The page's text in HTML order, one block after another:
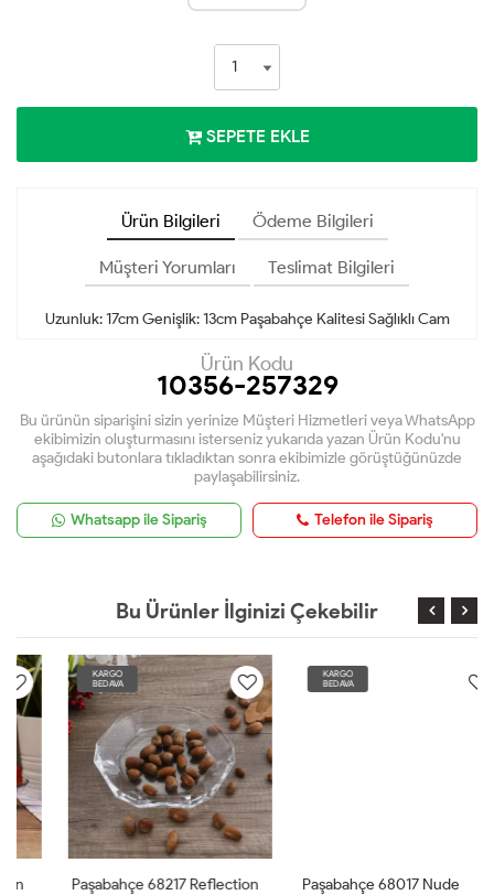
SEPETE EKLE
Ürün Bilgileri Ödeme Bilgileri
Müşteri Yorumları Teslimat Bilgileri
Uzunluk: 17cm Genişlik: 13cm Paşabahçe Kalitesi Sağlıklı Cam
Ürün Kodu
10356-257329
Bu ürünün siparişini sizin yerinize Müşteri Hizmetleri veya WhatsApp
ekibimizin oluşturmasını isterseniz yukarıda yazan Ürün Kodu'nu
aşağıdaki butonlara tıkladıktan sonra ekibimizle görüştüğünüzde
paylaşabilirsiniz.
Whatsapp ile Sipariş Telefon ile Sipariş
Bu Ürünler İlginizi Çekebilir
KARGO
BEDAVA
Paşabahçe 68217 Reflection
Paşabahçe 68017 Nude